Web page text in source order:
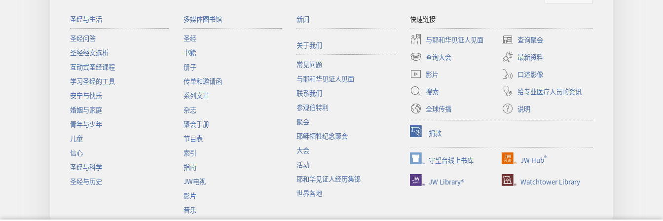
圣经与生活
圣经问答
圣经经文选析
互动式圣经课程
学习圣经的工具
安宁与快乐
婚姻与家庭
青年与少年
儿童
信心
圣经与科学
圣经与历史
多媒体图书馆
圣经
书籍
册子
传单和邀请函
系列文章
杂志
聚会手册
节目表
索引
指南
JW电视
影片
音乐
新闻
关于我们
常见问题
与耶和华见证人见面
联系我们
参观伯特利
聚会
耶稣牺牲纪念聚会
大会
活动
耶和华见证人经历集锦
世界各地
快速链接
与耶和华见证人见面 查询聚会
（打
开
新
窗
口）
查询大会
（打
开
新
窗
口）
最新资料
影片
口述影像
搜索
给专业医疗人员的资讯
全球传播
说明
捐款
（打
开
新
窗
口）
守望台线上书库
（打
开
新
JW Hub®
（打
开
新
JW Library® Watchtower Library